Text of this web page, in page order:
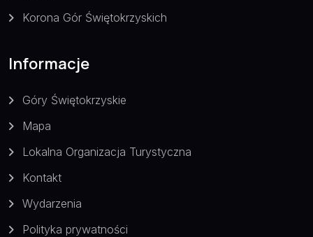
Korona Gór Świętokrzyskich
Informacje
Góry Świętokrzyskie
Mapa
Lokalna Organizacja Turystyczna
Kontakt
Wydarzenia
Polityka prywatności